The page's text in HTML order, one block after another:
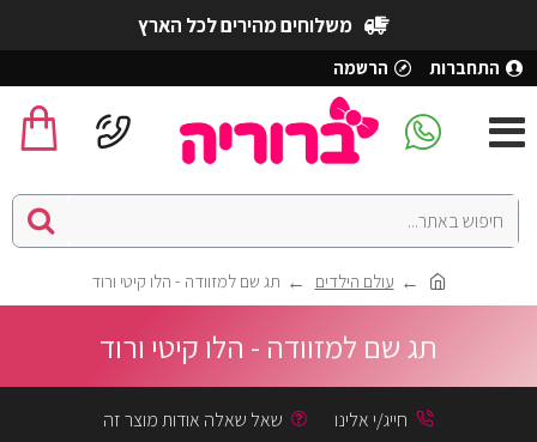
משלוחים מהירים לכל הארץ
התחברות הרשמה
עולם הילדים תג שם למזוודה - הלו קיטי ורוד
תג שם למזוודה - הלו קיטי ורוד
חייג/י אלינו שאל שאלה אודות מוצר זה